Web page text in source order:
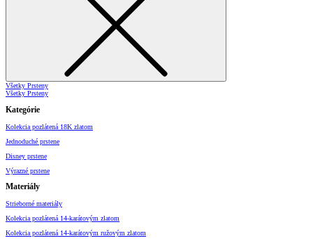
Všetky Prsteny
Všetky Prsteny
Kategórie
Kolekcia pozlátená 18K zlatom
Jednoduché prstene
Disney prstene
Výrazné prstene
Materiály
Strieborné materiály
Kolekcia pozlátená 14-karátovým zlatom
Kolekcia pozlátená 14-karátovým ružovým zlatom